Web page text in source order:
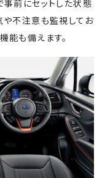
事前にセットした状態
や不注意も監視してお
能も備えます。